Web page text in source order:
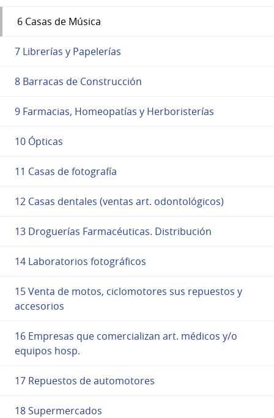
6 Casas de Música
7 Librerías y Papelerías
8 Barracas de Construcción
9 Farmacias, Homeopatías y Herboristerías
10 Ópticas
11 Casas de fotografía
12 Casas dentales (ventas art. odontológicos)
13 Droguerías Farmacéuticas. Distribución
14 Laboratorios fotográficos
15 Venta de motos, ciclomotores sus repuestos y
accesorios
16 Empresas que comercializan art. médicos y/o
equipos hosp.
17 Repuestos de automotores
18 Supermercados